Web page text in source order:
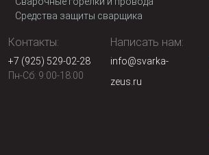
Средства защиты сварщика
Контакты:
+7 (925) 529-02-28
Пн-Сб: 9:00-18:00
Написать нам:
info@svarka-
zeus.ru